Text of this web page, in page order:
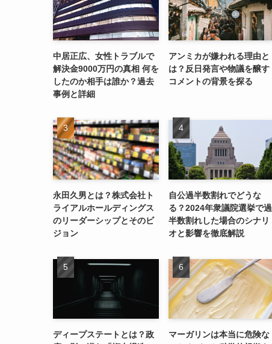
中居正広、女性トラブルで
解決金9000万円の真相 何を
したのか相手は誰か？過去
事例と詳細
アンミカが嫌われる理由と
は？反日発言や物議を醸す
コメントの背景を探る
永田久男とは？株式会社ト
ライアルホールディングス
のリーダーシップとそのビ
ジョン
自公過半数割れでどうな
る？2024年衆議院選挙で過
半数割れした場合のシナリ
オと影響を徹底解説
ディープステートとは？政
マーガリンは本当に危険な